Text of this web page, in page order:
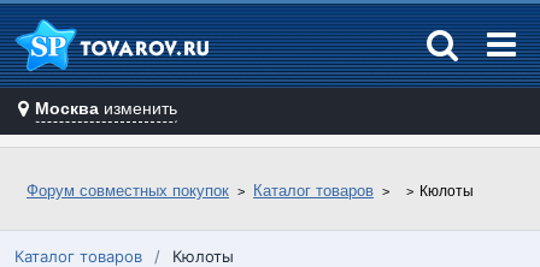
Москва изменить
Форум совместных покупок Каталог товаров Кюлоты
Каталог товаров / Кюлоты